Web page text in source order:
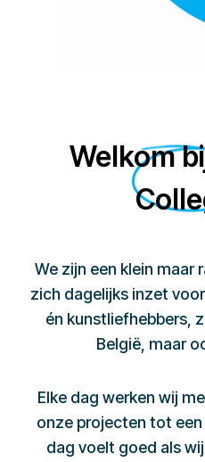
Welkom
We zijn een klein
zich dagelijks inzet
én kunstliefhebbers,
België, maar
Elke dag werken wij
onze projecten tot
dag voelt goed als